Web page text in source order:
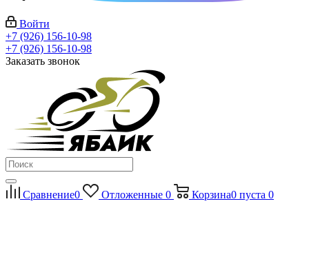
Войти
+7 (926) 156-10-98
+7 (926) 156-10-98
Заказать звонок
Сравнение0 Отложенные 0 Корзина0 пуста 0